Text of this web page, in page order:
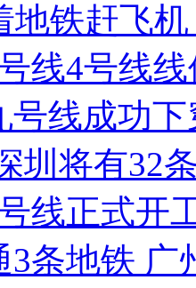
地铁赶飞
线4号线线
号线成功
圳将有32
线正式开
3条地铁 广